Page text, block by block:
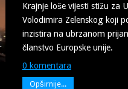
Krajnje loše vijesti stižu za
Volodimira Zelenskog koji
inzistira na ubrzanom
članstvo Europske unije.
0 komentara
Opširnije...